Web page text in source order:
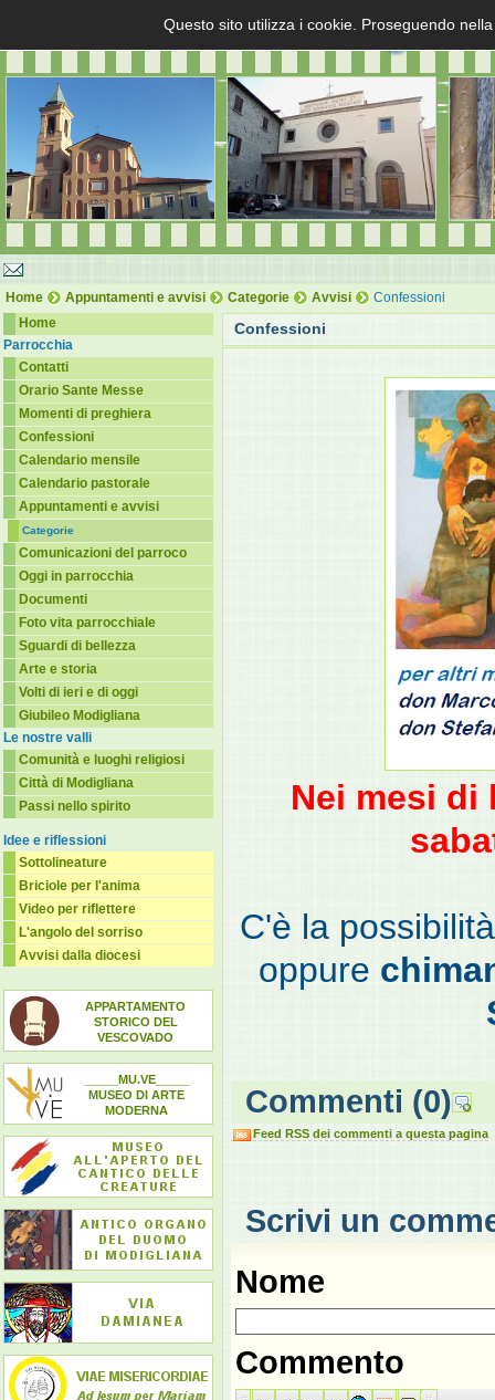
Home Appuntamenti e avvisi Categorie Avvisi
Confessioni
Home
Parrocchia
Contatti
Orario Sante Messe
Momenti di preghiera
Confessioni
Calendario mensile
Calendario pastorale
Appuntamenti e avvisi
Categorie
Comunicazioni del parroco
Oggi in parrocchia
Documenti
Foto vita parrocchiale
Sguardi di bellezza
Arte e storia
Volti di ieri e di oggi
Giubileo Modigliana
Le nostre valli
Comunità e luoghi religiosi
Città di Modigliana
Passi nello spirito
Idee e riflessioni
Sottolineature
Briciole per l'anima
Video per riflettere
L'angolo del sorriso
Avvisi dalla diocesi
APPARTAMENTO
STORICO DEL
VESCOVADO
_____MU.VE_____
MUSEO DI ARTE
MODERNA
Confessioni
Nei mesi
C'è la
oppure
Commenti (0)
Feed RSS dei commenti a questa pagina
Scrivi un
Nome
Commento
Questo sito utilizza i cookie. Proseguendo